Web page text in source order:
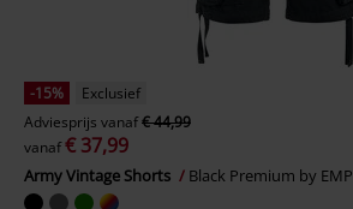
-15%
Exclusief
Adviesprijs vanaf€ 44,99
vanaf€ 37,99
Army Vintage Shorts Black Premium by EMP